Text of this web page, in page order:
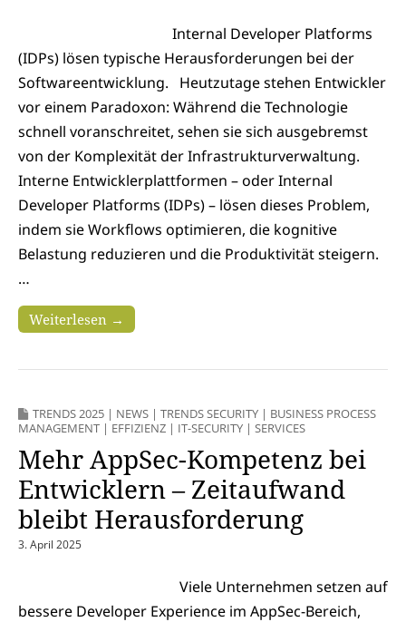
Internal Developer Platforms
(IDPs) lösen typische Herausforderungen bei der
Softwareentwicklung. Heutzutage stehen Entwickler
vor einem Paradoxon: Während die Technologie
schnell voranschreitet, sehen sie sich ausgebremst
von der Komplexität der Infrastrukturverwaltung.
Interne Entwicklerplattformen – oder Internal
Developer Platforms (IDPs) – lösen dieses Problem,
indem sie Workflows optimieren, die kognitive
Belastung reduzieren und die Produktivität steigern.
…
Weiterlesen →
TRENDS 2025 | NEWS | TRENDS SECURITY | BUSINESS PROCESS
MANAGEMENT | EFFIZIENZ | IT-SECURITY | SERVICES
Mehr AppSec-Kompetenz bei
Entwicklern – Zeitaufwand
bleibt Herausforderung
3. April 2025
Viele Unternehmen setzen auf
bessere Developer Experience im AppSec-Bereich,